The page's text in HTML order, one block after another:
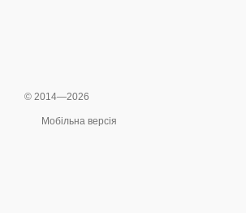
© 2014—2026
Мобільна версія